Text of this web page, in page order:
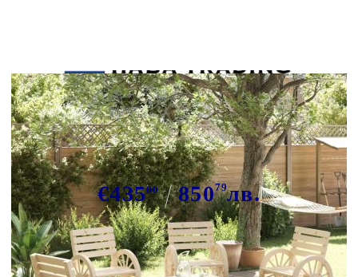
Градински столове, 4 бр, чам
масив
€43500 85079лв.
В наличност: 11 бр.